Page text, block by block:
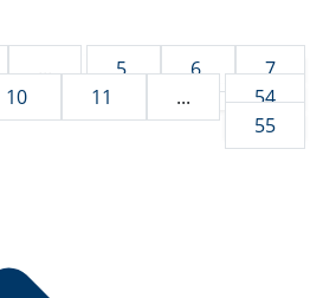
... 5 6
7
10 11 ...
54
55